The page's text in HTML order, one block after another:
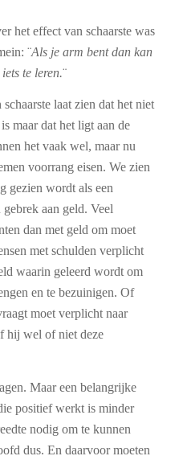
het effect van schaarste was
¨Als je arm bent dan kan
te leren.¨
laat zien dat het niet
maar dat het ligt aan de
het vaak wel, maar nu
voorrang eisen. We zien
gezien wordt als een
aan geld. Veel
dan met geld om moet
met schulden verplicht
waarin geleerd wordt om
en te bezuinigen. Of
moet verplicht naar
hij wel of niet deze
Maar een belangrijke
positief werkt is minder
nodig om te kunnen
dus. En daarvoor moeten